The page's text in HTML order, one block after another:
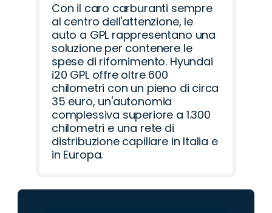
Con il caro carburanti sempre
al centro dell'attenzione, le
auto a GPL rappresentano una
soluzione per contenere le
spese di rifornimento. Hyundai
i20 GPL offre oltre 600
chilometri con un pieno di circa
35 euro, un'autonomia
complessiva superiore a 1.300
chilometri e una rete di
distribuzione capillare in Italia e
in Europa.